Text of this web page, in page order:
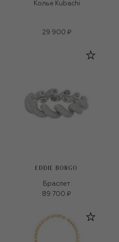
Колье Kubachi
29 900 ₽
EDDIE BORGO
Браслет
89 700 ₽